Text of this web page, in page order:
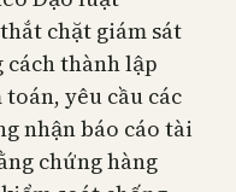
chặt giám sát
cách thành lập
yêu cầu các
nhận báo cáo tài
chứng hàng